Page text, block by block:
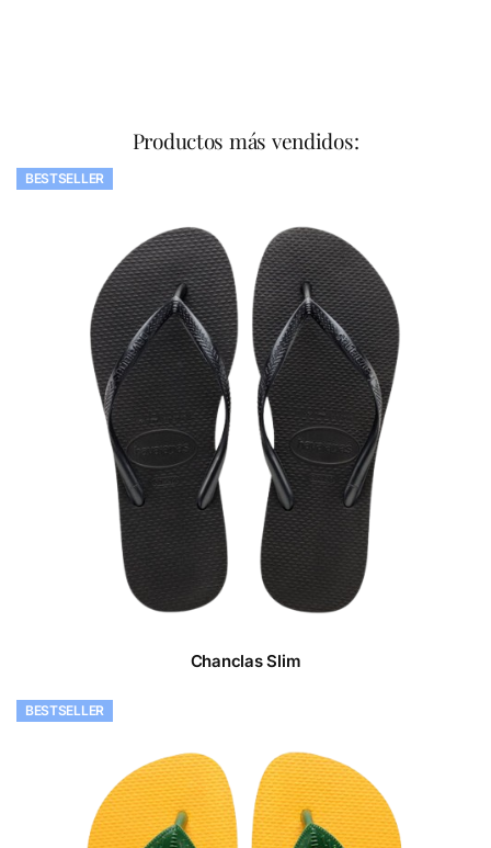
Productos más vendidos:
BESTSELLER
Chanclas Slim
BESTSELLER